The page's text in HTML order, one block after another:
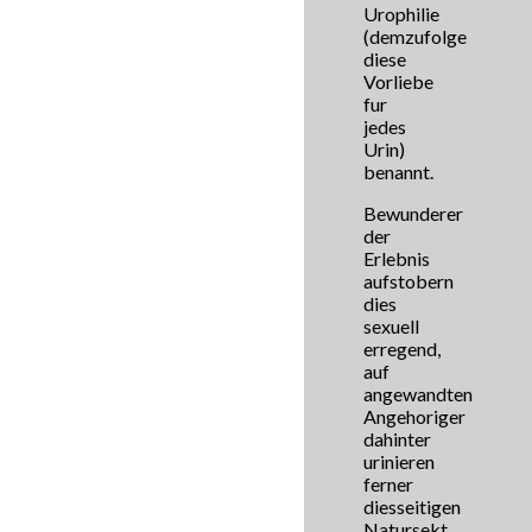
Urophilie
(demzufolge
diese
Vorliebe
fur
jedes
Urin)
benannt.
Bewunderer
der
Erlebnis
aufstobern
dies
sexuell
erregend,
auf
angewandten
Angehoriger
dahinter
urinieren
ferner
diesseitigen